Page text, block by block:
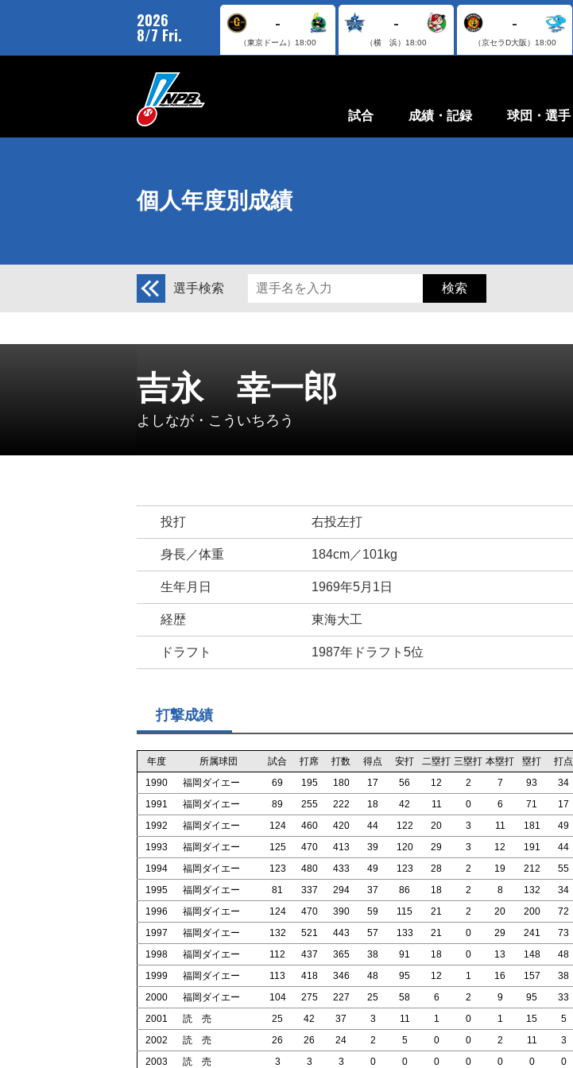
2026
8/7 Fri.
-
（東京ドーム） 18:00
-
（横 浜） 18:00
-
（京セラD大阪） 18:00
試合 成績・記録 球団・選手
個人年度別成績
選手検索
吉永 幸一郎
よしなが・こういちろう
投打 右投左打
身長／体重 184cm／101kg
生年月日 1969年5月1日
経歴 東海大工
ドラフト 1987年ドラフト5位
打撃成績
年度 所属球団 試合 打席 打数 得点 安打 二塁打 三塁打 本塁打 塁打 打点
1990
福岡ダイエー 69 195 180 17 56 12 2 7 93 34
1991
福岡ダイエー 89 255 222 18 42 11 0 6 71 17
1992
福岡ダイエー 124 460 420 44 122 20 3 11 181 49
1993
福岡ダイエー 125 470 413 39 120 29 3 12 191 44
1994
福岡ダイエー 123 480 433 49 123 28 2 19 212 55
1995
福岡ダイエー 81 337 294 37 86 18 2 8 132 34
1996
福岡ダイエー 124 470 390 59 115 21 2 20 200 72
1997
福岡ダイエー 132 521 443 57 133 21 0 29 241 73
1998
福岡ダイエー 112 437 365 38 91 18 0 13 148 48
1999
福岡ダイエー 113 418 346 48 95 12 1 16 157 38
2000
福岡ダイエー 104 275 227 25 58 6 2 9 95 33
2001
読 売 25 42 37 3 11 1 0 1 15 5
2002
読 売 26 26 24 2 5 0 0 2 11 3
2003
読 売 3 3 3 0 0 0 0 0 0 0